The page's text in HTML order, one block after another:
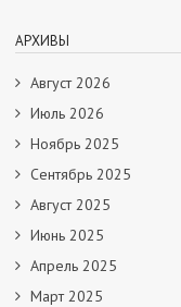
АРХИВЫ
Август 2026
Июль 2026
Ноябрь 2025
Сентябрь 2025
Август 2025
Июнь 2025
Апрель 2025
Март 2025